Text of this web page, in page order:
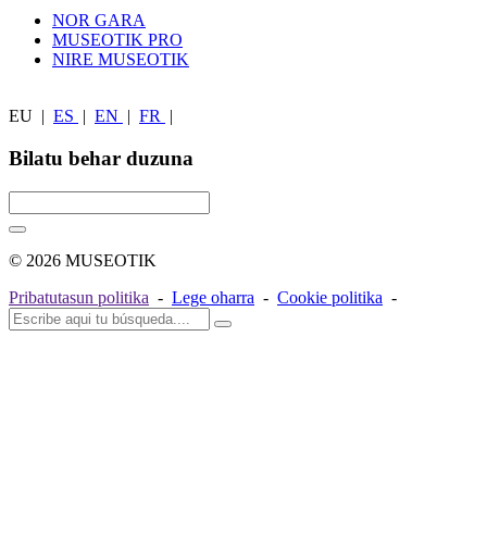
NOR GARA
MUSEOTIK PRO
NIRE MUSEOTIK
EU | ES | EN | FR |
Bilatu behar duzuna
© 2026 MUSEOTIK
Pribatutasun politika - Lege oharra - Cookie politika -